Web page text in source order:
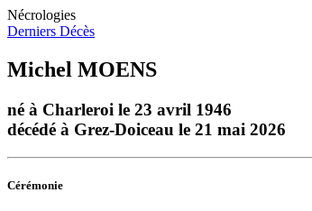
Nécrologies
Derniers Décès
Michel MOENS
né à Charleroi le 23 avril 1946
décédé à Grez-Doiceau le 21 mai 2026
Cérémonie